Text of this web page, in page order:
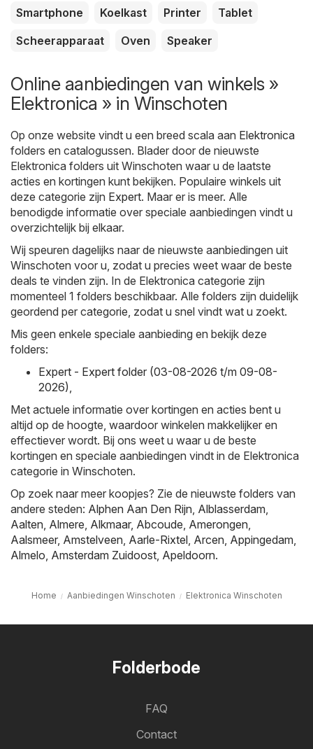
Smartphone
Koelkast Printer
Tablet
Scheerapparaat
Oven Speaker
Online aanbiedingen van winkels »
Elektronica » in Winschoten
Op onze website vindt u een breed scala aan Elektronica
folders en catalogussen. Blader door de nieuwste
Elektronica folders uit Winschoten waar u de laatste
acties en kortingen kunt bekijken. Populaire winkels uit
deze categorie zijn Expert. Maar er is meer. Alle
benodigde informatie over speciale aanbiedingen vindt u
overzichtelijk bij elkaar.
Wij speuren dagelijks naar de nieuwste aanbiedingen uit
Winschoten voor u, zodat u precies weet waar de beste
deals te vinden zijn. In de Elektronica categorie zijn
momenteel 1 folders beschikbaar. Alle folders zijn duidelijk
geordend per categorie, zodat u snel vindt wat u zoekt.
Mis geen enkele speciale aanbieding en bekijk deze
folders:
Expert - Expert folder (03-08-2026 t/m 09-08-
2026),
Met actuele informatie over kortingen en acties bent u
altijd op de hoogte, waardoor winkelen makkelijker en
effectiever wordt. Bij ons weet u waar u de beste
kortingen en speciale aanbiedingen vindt in de Elektronica
categorie in Winschoten.
Op zoek naar meer koopjes? Zie de nieuwste folders van
andere steden: Alphen Aan Den Rijn, Alblasserdam,
Aalten, Almere, Alkmaar, Abcoude, Amerongen,
Aalsmeer, Amstelveen, Aarle-Rixtel, Arcen, Appingedam,
Almelo, Amsterdam Zuidoost, Apeldoorn.
Home Aanbiedingen Winschoten Elektronica Winschoten
Folderbode
FAQ
Contact